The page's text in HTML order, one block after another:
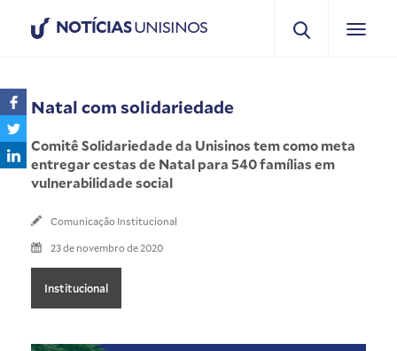
NOTÍCIASUNISINOS
Natal com solidariedade
Comitê Solidariedade da Unisinos tem como meta
entregar cestas de Natal para 540 famílias em
vulnerabilidade social
Comunicação Institucional
23 de novembro de 2020
Institucional